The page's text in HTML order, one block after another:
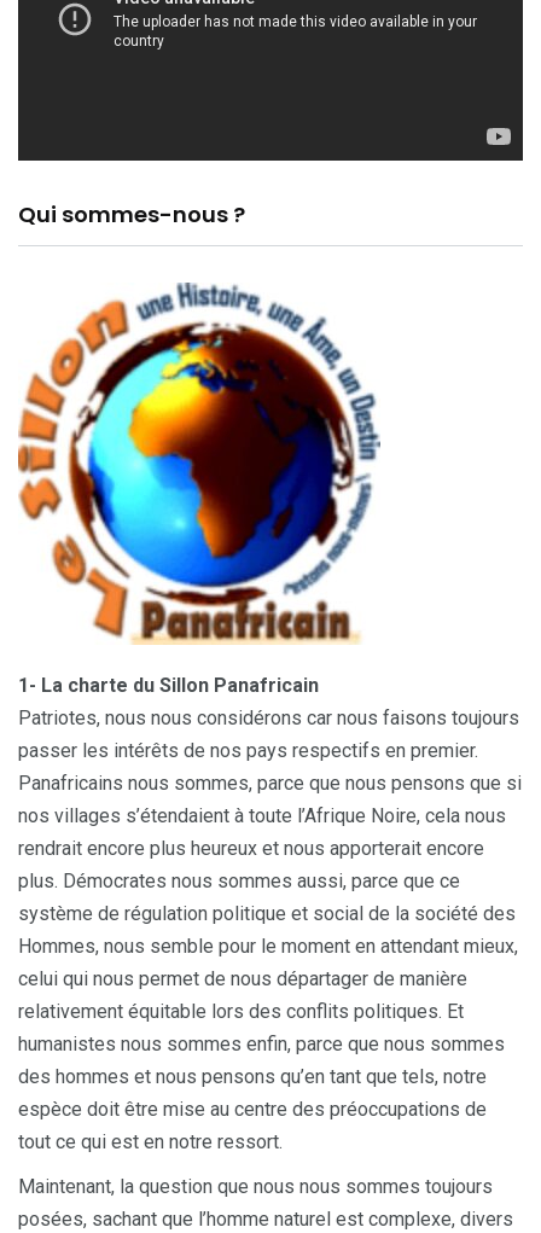
Qui sommes-nous ?
1- La charte du Sillon Panafricain
Patriotes, nous nous considérons car nous faisons toujours
passer les intérêts de nos pays respectifs en premier.
Panafricains nous sommes, parce que nous pensons que si
nos villages s’étendaient à toute l’Afrique Noire, cela nous
rendrait encore plus heureux et nous apporterait encore
plus. Démocrates nous sommes aussi, parce que ce
système de régulation politique et social de la société des
Hommes, nous semble pour le moment en attendant mieux,
celui qui nous permet de nous départager de manière
relativement équitable lors des conflits politiques. Et
humanistes nous sommes enfin, parce que nous sommes
des hommes et nous pensons qu’en tant que tels, notre
espèce doit être mise au centre des préoccupations de
tout ce qui est en notre ressort.
Maintenant, la question que nous nous sommes toujours
posées, sachant que l’homme naturel est complexe, divers